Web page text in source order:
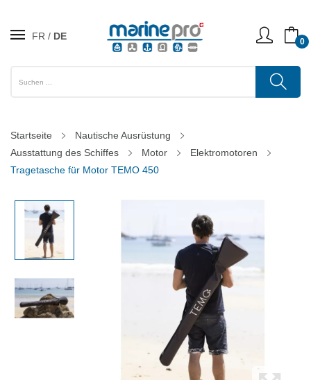
FR DE 0
Startseite
Nautische Ausrüstung
Ausstattung des Schiffes
Motor
Elektromotoren
Tragetasche für Motor TEMO 450